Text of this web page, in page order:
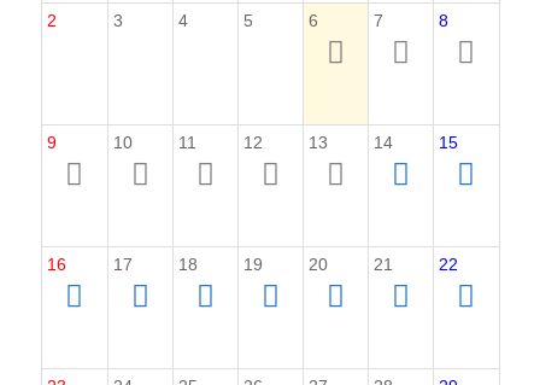
2 3 4 5 6 7 8
9 10 11 12 13 14 15
16 17 18 19 20 21 22